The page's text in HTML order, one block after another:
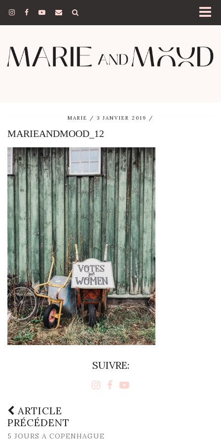
MARIE 3 JANVIER 2019
MARIEANDMOOD_12
SUIVRE:
ARTICLE
PRÉCÉDENT
5 JOURS A COPENHAGUE